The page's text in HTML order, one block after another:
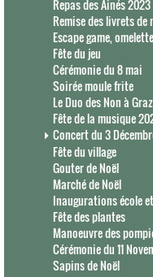
Repas des Ainés 2023
Remise des livrets de
Escape game,
Fête du jeu
Cérémonie du 8 mai
Soirée moule frite
Le Duo des Non à
Fête de la musique
Concert du 3
Fête du village
Gouter de Noël
Marché de Noël
Inaugurations école
Fête des plantes
Manoeuvre des
Cérémonie du 11
Sapins de Noël